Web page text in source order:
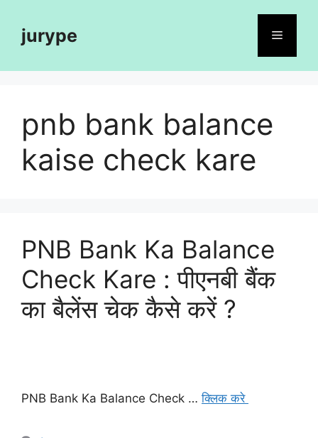
contentjurype Menu
pnb bank balance
kaise check kare
PNB Bank Ka Balance
Check Kare : पीएनबी बैंक
का बैलेंस चेक कैसे करें ?
PNB Bank Ka Balance Check …क्लिक करे